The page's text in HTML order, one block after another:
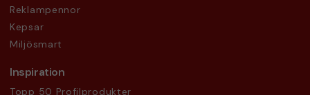
Reklampennor
Kepsar
Miljösmart
Inspiration
Topp 50 Profilprodukter